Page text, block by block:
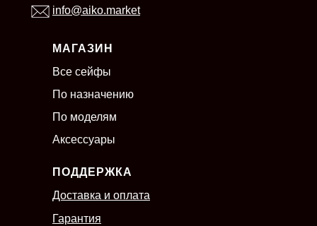
МАГАЗИН
Все сейфы
По назначению
По моделям
Аксессуары
ПОДДЕРЖКА
Гарантия
info@aiko.market
Доставка и оплата